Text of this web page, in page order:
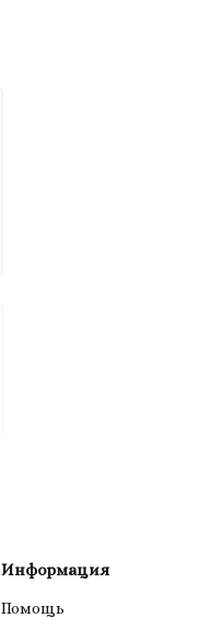
Информация
Помощь